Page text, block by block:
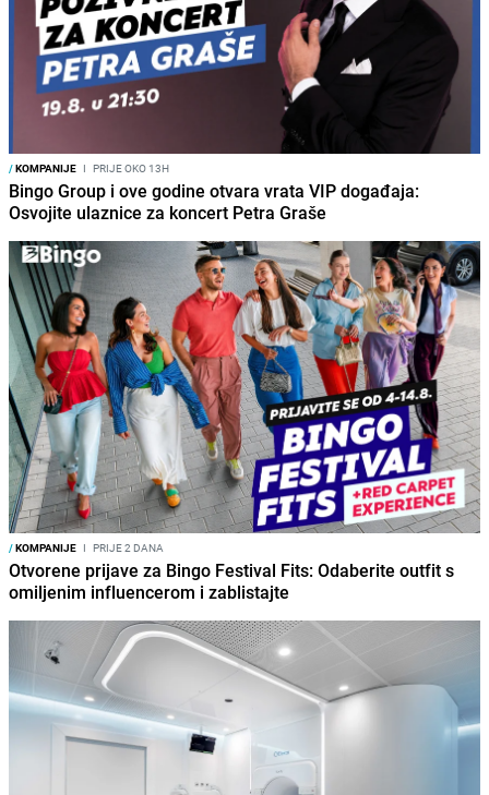
/KOMPANIJE I PRIJE OKO 13H
Bingo Group i ove godine otvara vrata VIP događaja:
Osvojite ulaznice za koncert Petra Graše
/KOMPANIJE I PRIJE 2 DANA
Otvorene prijave za Bingo Festival Fits: Odaberite outfit s
omiljenim influencerom i zablistajte